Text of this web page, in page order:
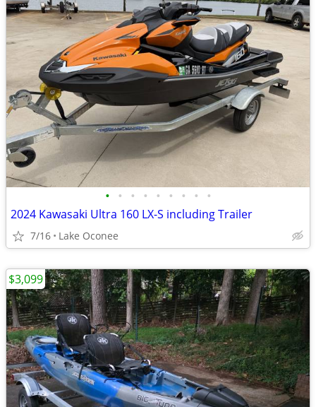
• • • • • • • • •
2024 Kawasaki Ultra 160 LX-S including Trailer
7/16 Lake Oconee
$3,099